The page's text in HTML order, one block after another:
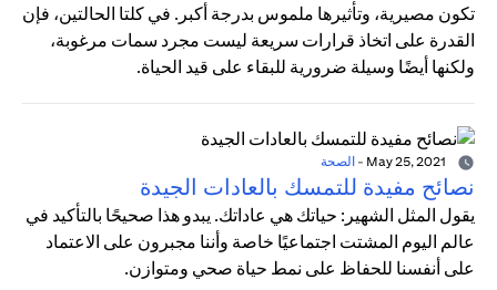
تكون مصيرية، وتأثيرها ملموس بدرجة أكبر. في كلتا الحالتين، فإن
القدرة على اتخاذ قرارات سريعة ليست مجرد سمات مرغوبة،
ولكنها أيضًا وسيلة ضرورية للبقاء على قيد الحياة.
- الصحة
نصائح مفيدة للتمسك بالعادات الجيدة
يقول المثل الشهير: حياتك هي عاداتك. يبدو هذا صحيحًا بالتأكيد في
عالم اليوم المشتت اجتماعيًا خاصة وأننا مجبرون على الاعتماد
على أنفسنا للحفاظ على نمط حياة صحي ومتوازن.